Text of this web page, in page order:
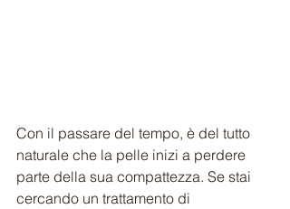
Con il passare del tempo, è del tutto
naturale che la pelle inizi a perdere
parte della sua compattezza. Se stai
cercando un trattamento di